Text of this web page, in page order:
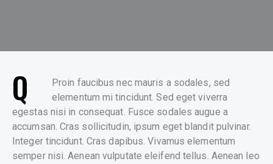
Q
Proin faucibus nec mauris a sodales, sed
elementum mi tincidunt. Sed eget viverra
egestas nisi in consequat. Fusce sodales augue a
accumsan. Cras sollicitudin, ipsum eget blandit pulvinar.
Integer tincidunt. Cras dapibus. Vivamus elementum
semper nisi. Aenean vulputate eleifend tellus. Aenean leo